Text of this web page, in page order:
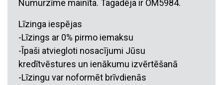
Numurzīme mainīta. Tagadēja ir OM5984.
Līzinga iespējas
-Līzings ar 0% pirmo iemaksu
-Īpaši atviegloti nosacījumi Jūsu
kredītvēstures un ienākumu izvērtēšanā
-Līzingu var noformēt brīvdienās